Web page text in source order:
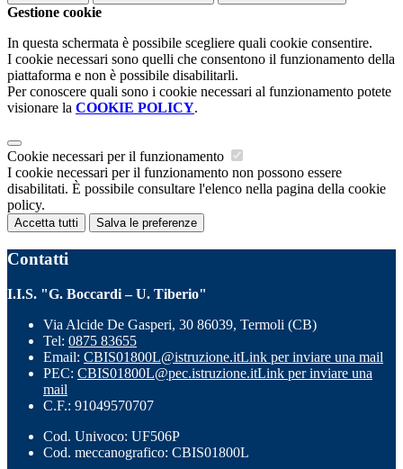
Gestione cookie
In questa schermata è possibile scegliere quali cookie consentire.
I cookie necessari sono quelli che consentono il funzionamento della
piattaforma e non è possibile disabilitarli.
Per conoscere quali sono i cookie necessari al funzionamento potete
visionare la COOKIE POLICY.
Cookie necessari per il funzionamento
I cookie necessari per il funzionamento non possono essere
disabilitati. È possibile consultare l'elenco nella pagina della cookie
policy.
Accetta tutti Salva le preferenze
Contatti
I.I.S. "G. Boccardi – U. Tiberio"
Via Alcide De Gasperi, 30 86039, Termoli (CB)
Tel: 0875 83655
Email: CBIS01800L@istruzione.itLink per inviare una mail
PEC: CBIS01800L@pec.istruzione.itLink per inviare una
mail
C.F.: 91049570707
Cod. Univoco: UF506P
Cod. meccanografico: CBIS01800L